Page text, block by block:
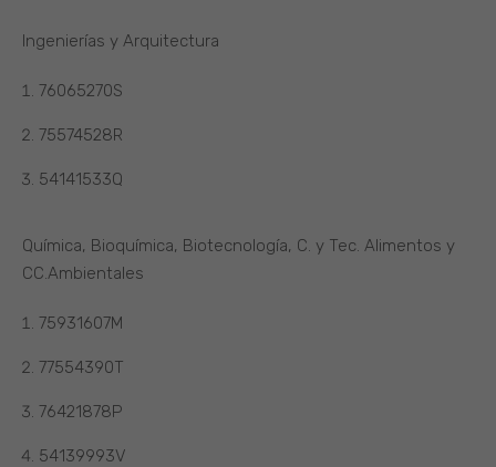
Ingenierías y Arquitectura
76065270S
75574528R
54141533Q
Química, Bioquímica, Biotecnología, C. y Tec. Alimentos y
CC.Ambientales
75931607M
77554390T
76421878P
54139993V